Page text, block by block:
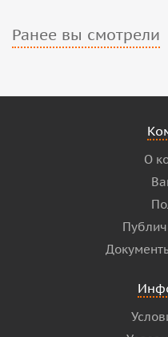
Ранее вы смотрели
О